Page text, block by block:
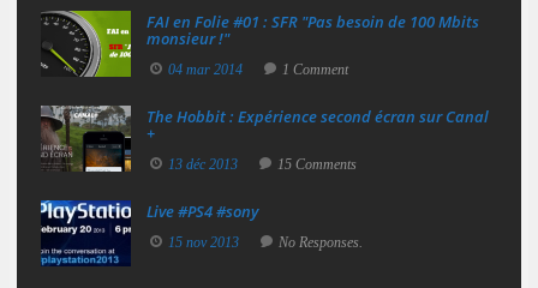
FAI en Folie #01 : SFR "Pas besoin de 100 Mbits
monsieur !"
04 mar 2014 1 Comment
The Hobbit : Expérience second écran sur Canal
+
13 déc 2013 15 Comments
Live #PS4 #sony
15 nov 2013 No Responses.